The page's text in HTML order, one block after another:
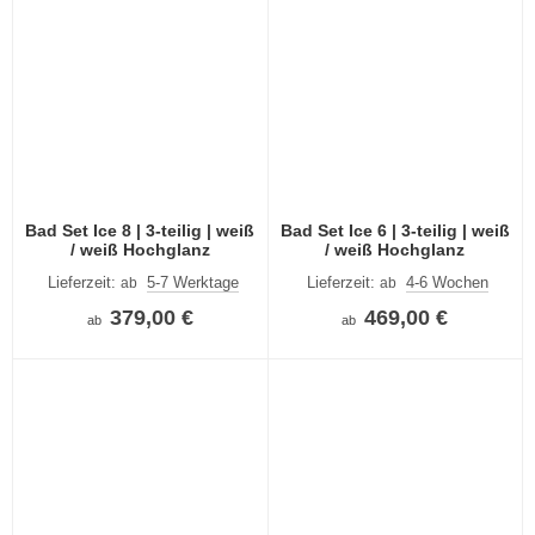
Bad Set Ice 8 | 3-teilig | weiß
/ weiß Hochglanz
Lieferzeit: ab 5-7 Werktage
ab 379,00 €
Bad Set Ice 6 | 3-teilig | weiß
/ weiß Hochglanz
Lieferzeit:ab 4-6 Wochen
ab 469,00 €